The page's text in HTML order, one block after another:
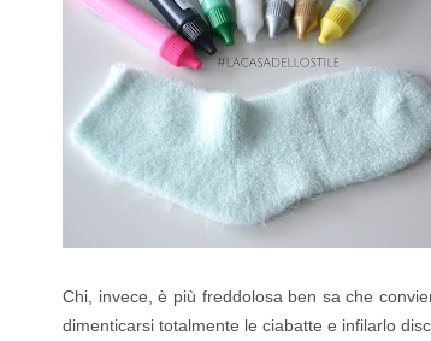
Chi, invece, è più freddolosa ben sa che
dimenticarsi totalmente le ciabatte e infilarlo